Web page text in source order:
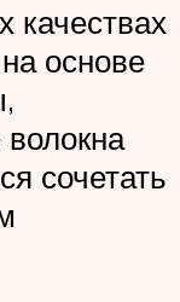
качествах
основе
сочетать